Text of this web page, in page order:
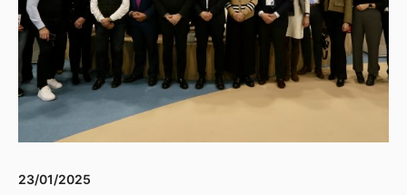
23/01/2025